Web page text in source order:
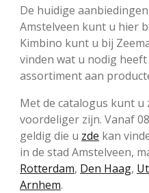
De huidige
Amstelveen kunt u hier
Kimbino kunt u bij
vinden wat u nodig
assortiment aan
Met de catalogus kunt u
voordeliger zijn. Vanaf
geldig die u zde kan
in de stad Amstelveen,
Rotterdam, Den Haag,
Arnhem.